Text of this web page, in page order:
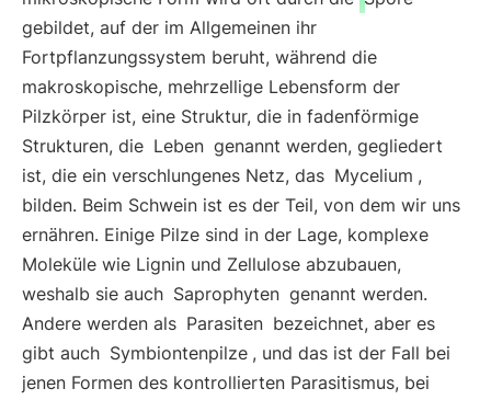
gebildet, auf der im Allgemeinen ihr
Fortpflanzungssystem beruht, während die
makroskopische, mehrzellige Lebensform der
Pilzkörper ist, eine Struktur, die in fadenförmige
Strukturen, die Leben genannt werden, gegliedert
ist, die ein verschlungenes Netz, das Mycelium ,
bilden. Beim Schwein ist es der Teil, von dem wir uns
ernähren. Einige Pilze sind in der Lage, komplexe
Moleküle wie Lignin und Zellulose abzubauen,
weshalb sie auch Saprophyten genannt werden.
Andere werden als Parasiten bezeichnet, aber es
gibt auch Symbiontenpilze , und das ist der Fall bei
jenen Formen des kontrollierten Parasitismus, bei